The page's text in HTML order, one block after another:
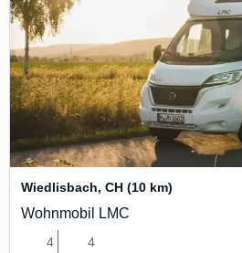
Wiedlisbach, CH (10 km)
Wohnmobil LMC
4 4